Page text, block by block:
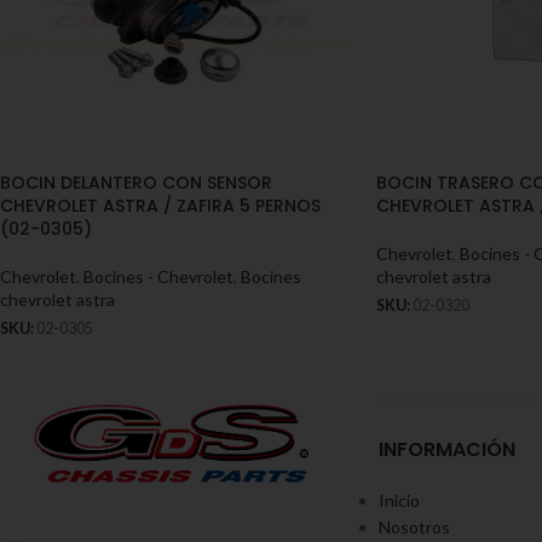
BOCIN DELANTERO CON SENSOR
CHEVROLET ASTRA / ZAFIRA 5 PERNOS
(02-0305)
Chevrolet Bocines - Chevrolet Bocines
chevrolet astra
SKU: 02-0305
BOCIN TRASERO
CHEVROLET
Chevrolet Bocines -
chevrolet astra
SKU: 02-0320
INFORMACIÓN
Inicio
Nosotros